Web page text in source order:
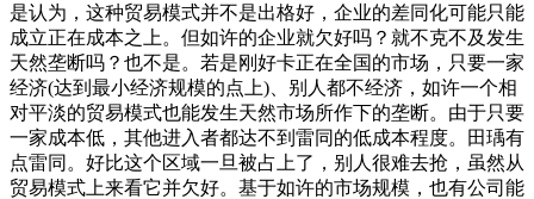
是认为，这种贸易模式并不是出格好，企业的差同化可能只能
成立正在成本之上。但如许的企业就欠好吗？就不克不及发生
天然垄断吗？也不是。若是刚好卡正在全国的市场，只要一家
经济(达到最小经济规模的点上)、别人都不经济，如许一个相
对平淡的贸易模式也能发生天然市场所作下的垄断。由于只要
一家成本低，其他进入者都达不到雷同的低成本程度。田瑀有
点雷同。好比这个区域一旦被占上了，别人很难去抢，虽然从
贸易模式上来看它并欠好。基于如许的市场规模，也有公司能